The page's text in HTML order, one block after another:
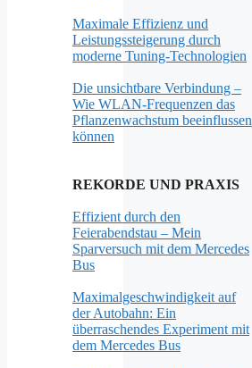
Maximale Effizienz und
Leistungssteigerung durch
moderne Tuning-Technologien
Die unsichtbare Verbindung –
Wie WLAN-Frequenzen das
Pflanzenwachstum beeinflussen
können
REKORDE UND PRAXIS
Effizient durch den
Feierabendstau – Mein
Sparversuch mit dem Mercedes
Bus
Maximalgeschwindigkeit auf
der Autobahn: Ein
überraschendes Experiment mit
dem Mercedes Bus